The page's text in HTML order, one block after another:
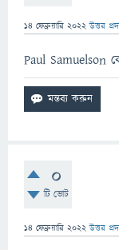
14 ফেব্রুয়ারি 2022 উত্তর
Paul Samuelson
0
টি ভোট
14 ফেব্রুয়ারি 2022 উত্তর